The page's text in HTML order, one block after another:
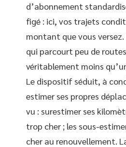
d’abonnement
figé : ici, vos trajets
montant que vous versez.
qui parcourt peu de
véritablement moins
Le dispositif séduit, à
estimer ses propres
vu : surestimer ses
trop cher ; les sous-
cher au renouvellement.